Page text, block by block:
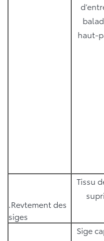
haut-
.Revtement des
siges
Tissu
Sige